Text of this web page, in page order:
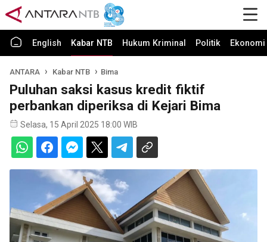
English Kabar NTB Hukum Kriminal Politik
ANTARA Kabar NTB Bima
Puluhan saksi kasus kredit fiktif
perbankan diperiksa di Kejari Bima
Selasa, 15 April 2025 18:00 WIB